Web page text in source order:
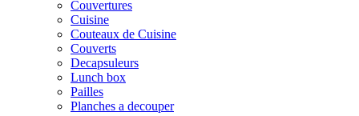
Couvertures
Cuisine
Couteaux de Cuisine
Couverts
Decapsuleurs
Lunch box
Pailles
Planches a decouper